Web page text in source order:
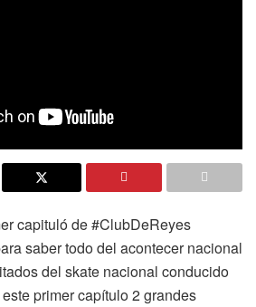
capituló de #ClubDeReyes
saber todo del acontecer nacional
del skate nacional conducido
primer capítulo 2 grandes